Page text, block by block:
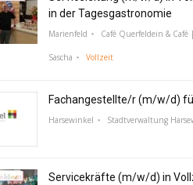
in der Tagesgastronomie
Marienfeld Café Querfeldein &
Sascha Vollzeit
Fachangestellte/r (m/w/d)
Harsewinkel Stadtverwaltung
Servicekräfte (m/w/d) in